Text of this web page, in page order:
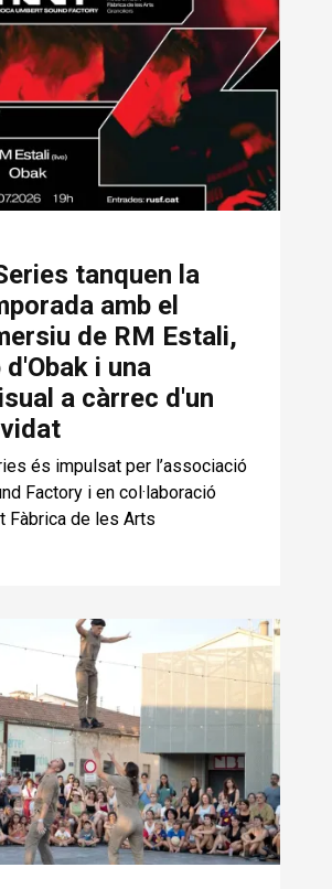
tanquen la
amb el
de RM Estali,
i una
a càrrec d'un
és impulsat per l’associació
Factory i en col·laboració
Fàbrica de les Arts